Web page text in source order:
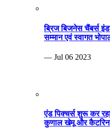
ब्रिज बिजनेस चैंबर्स
सम्मान एवं स्वागत
— Jul 06 2023
एंड पिक्चर्स शुरू कर
कुणाल खेमू और